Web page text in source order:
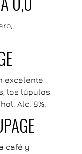
excelente
los lúpulos
Alc. 8%.
café y